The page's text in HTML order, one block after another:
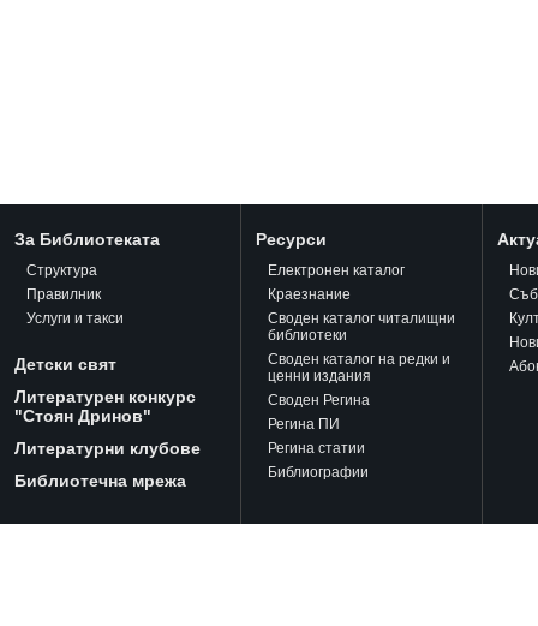
За Библиотеката
Структура
Правилник
Услуги и такси
Детски свят
Литературен конкурс
"Стоян Дринов"
Литературни клубове
Библиотечна мрежа
Ресурси
Електронен каталог
Краезнание
Своден каталог читалищни
библиотеки
Своден каталог на редки и
ценни издания
Своден Регина
Регина ПИ
Регина статии
Библиографии